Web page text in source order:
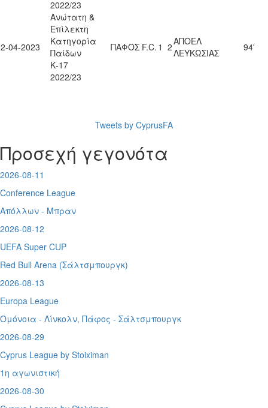
2022/23
04-2023
Ανώτατη &
Επίλεκτη
Κατηγορία
Παίδων
Κ-17
2022/23
ΠΑΦΟΣ F.C. 1 2ΑΠΟΕΛ
ΛΕΥΚΩΣΙΑΣ
94'
Tweets by CyprusFA
Προσεχή γεγονότα
2026-08-11
Conference League
Απόλλων - Μπραν
2026-08-12
UEFA Super CUP
Red Bull Arena (Σάλτσμπουργκ)
2026-08-13
Europa League
Ομόνοια - Λίνκολν, Πάφος - Σάλτσμπουργκ
2026-08-29
Cyprus League by Stoiximan
1η αγωνιστική
2026-08-30